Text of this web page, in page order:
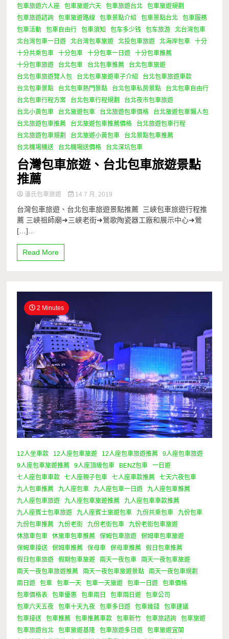
包車旅遊六人座
包車旅遊六天 包車旅遊台北
包車旅遊規劃
包車旅遊諮詢
包車旅遊路線 包車景點介紹 包車景點台北
包車服務
包車活動
包車自由行 包車須知 包车多少钱 包车旅游
北台灣包車
北台灣包車一日遊
北台灣包車旅遊 北投包車旅遊 北海岸包車
十分
十分共乘包車
十分包車 十分包車一日遊
十分包車推薦
十分包車旅遊
台北包車 台北包車推薦
台北包車旅遊
台北包車旅遊覽人包
台北包車旅遊車子介紹
台北包車旅遊車款
台北包車景點
台北包車熱門景點 台北包車私房景點
台北包車自由行
台北包車行程方案
台北包車行程規劃
台北夜市包車旅遊
台北小黃包車
台北旅遊包車 台北旅遊包車價格
台北旅遊包車懶人包
台北旅遊包車推薦
台北旅遊包車推薦價格
台北旅遊包車行程
台北旅遊包車規劃
台北旅遊小黃包車
台北景點包車推薦
台北機場機送
台北機場送價格 台北深坑包車
台灣包車旅遊、台北包車旅遊景點
推薦
潘氏包車旅遊 14 7 月, 2019
台灣包車旅遊、台北包車旅遊景點推薦 三峽包車旅遊行程推
薦 三峽祖師廟➜三峽老街➜鶯歌陶瓷器工廠和展示中心➜鶯
[…]...
Read More
2 Minutes
12人坐車款 12人座包車旅遊 12人座包車旅遊推薦
9人座包車旅遊
9人座包車旅遊推薦
9人座頂級包車 BENZ包車
一日遊
七人座包車車款
七人座親子包車 七人座車款推薦
七天六夜包車
九人包車推薦
九人座包車 九人座包車一日遊
九人座包車推薦
九人座包車旅遊
九人座包車旅遊推薦
九人座包車車款推薦
九人座賓士包車旅遊
九人座賓士旅遊包車 九份共乘包車
九份包車
九份包車推薦
九份老街 九份老街包車
九份老街包車旅遊
休旅車包車
休旅車包車推薦 保姆包車旅遊
保姆車包車旅遊
保姆車接送
保姆車推薦 保母車 保母車推薦
假日包車推薦
假日包車旅遊
假期包車旅遊 兩天一夜包車
兩天一夜包車旅遊
兩天一夜包車旅遊推薦
兩天一夜包車旅遊景點
兩天一夜包車規劃
兩日遊
包車 包車一天 包車一天旅遊 包車一日遊
包車價格
包車價格表
包車優惠 包車兩日 包車兩日遊
包車公司
包車六天五夜
包車十天九夜 包車多日遊 包車幾錢
包車建議
包車接送
包車推薦 包車推薦車款 包車新竹 包車旅諮詢
包車旅遊
包車旅遊台北
包車旅遊基隆 包車旅遊多日遊
包車旅遊宜蘭